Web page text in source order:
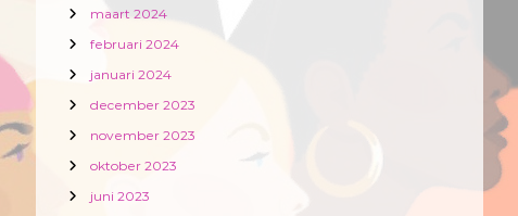
maart 2024
februari 2024
januari 2024
december 2023
november 2023
oktober 2023
juni 2023